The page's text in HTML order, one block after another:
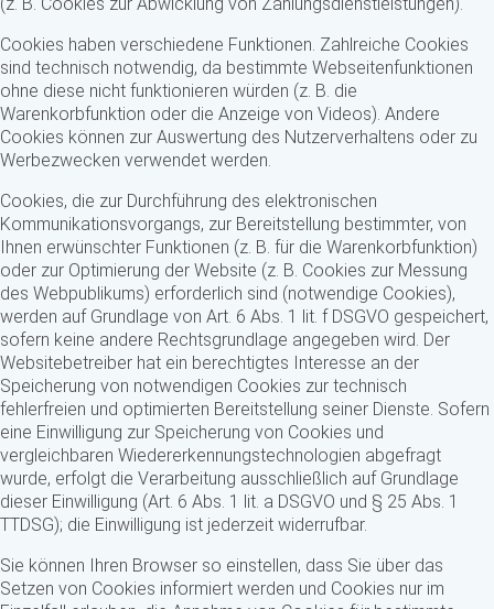
Cookies haben verschiedene Funktionen. Zahlreiche Cookies
sind technisch notwendig, da bestimmte Webseitenfunktionen
ohne diese nicht funktionieren würden (z. B. die
Warenkorbfunktion oder die Anzeige von Videos). Andere
Cookies können zur Auswertung des Nutzerverhaltens oder zu
Werbezwecken verwendet werden.
Cookies, die zur Durchführung des elektronischen
Kommunikationsvorgangs, zur Bereitstellung bestimmter, von
Ihnen erwünschter Funktionen (z. B. für die Warenkorbfunktion)
oder zur Optimierung der Website (z. B. Cookies zur Messung
des Webpublikums) erforderlich sind (notwendige Cookies),
werden auf Grundlage von Art. 6 Abs. 1 lit. f DSGVO gespeichert,
sofern keine andere Rechtsgrundlage angegeben wird. Der
Websitebetreiber hat ein berechtigtes Interesse an der
Speicherung von notwendigen Cookies zur technisch
fehlerfreien und optimierten Bereitstellung seiner Dienste. Sofern
eine Einwilligung zur Speicherung von Cookies und
vergleichbaren Wiedererkennungstechnologien abgefragt
wurde, erfolgt die Verarbeitung ausschließlich auf Grundlage
dieser Einwilligung (Art. 6 Abs. 1 lit. a DSGVO und § 25 Abs. 1
TTDSG); die Einwilligung ist jederzeit widerrufbar.
Sie können Ihren Browser so einstellen, dass Sie über das
Setzen von Cookies informiert werden und Cookies nur im